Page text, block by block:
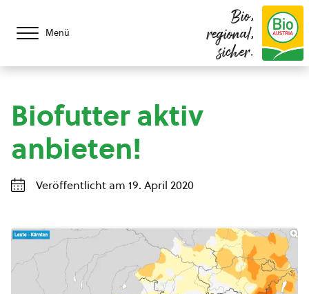
Menü
Bio,
regional,
sicher.
Biofutter aktiv
anbieten!
Veröffentlicht am 19. April 2020